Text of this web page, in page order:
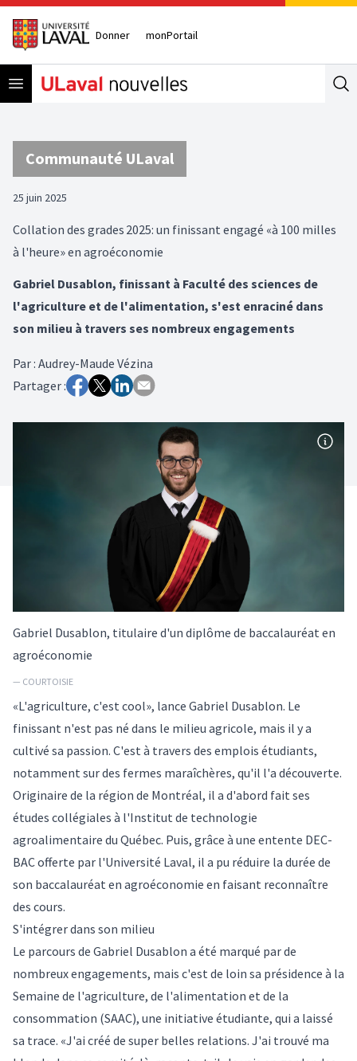
Donner monPortail
Open menu
Communauté ULaval
25 juin 2025
Collation des grades 2025: un finissant engagé «à 100 milles
à l'heure» en agroéconomie
Gabriel Dusablon, finissant à Faculté des sciences de
l'agriculture et de l'alimentation, s'est enraciné dans
son milieu à travers ses nombreux engagements
Par: Audrey-Maude Vézina
Partager :
Gabriel Dusablon, titulaire d'un diplôme de baccalauréat en
agroéconomie
— COURTOISIE
«L'agriculture, c'est cool», lance Gabriel Dusablon. Le
finissant n'est pas né dans le milieu agricole, mais il y a
cultivé sa passion. C'est à travers des emplois étudiants,
notamment sur des fermes maraîchères, qu'il l'a découverte.
Originaire de la région de Montréal, il a d'abord fait ses
études collégiales à l'Institut de technologie
agroalimentaire du Québec. Puis, grâce à une entente DEC-
BAC offerte par l'Université Laval, il a pu réduire la durée de
son baccalauréat en agroéconomie en faisant reconnaître
des cours.
S'intégrer dans son milieu
Le parcours de Gabriel Dusablon a été marqué par de
nombreux engagements, mais c'est de loin sa présidence à la
Semaine de l'agriculture, de l'alimentation et de la
consommation (SAAC), une initiative étudiante, qui a laissé
sa trace. «J'ai créé de super belles relations. J'ai trouvé ma